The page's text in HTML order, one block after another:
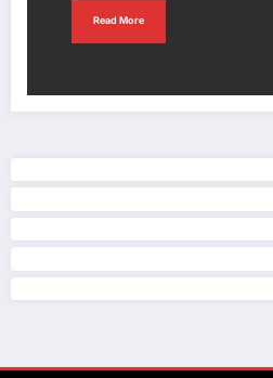
Read More